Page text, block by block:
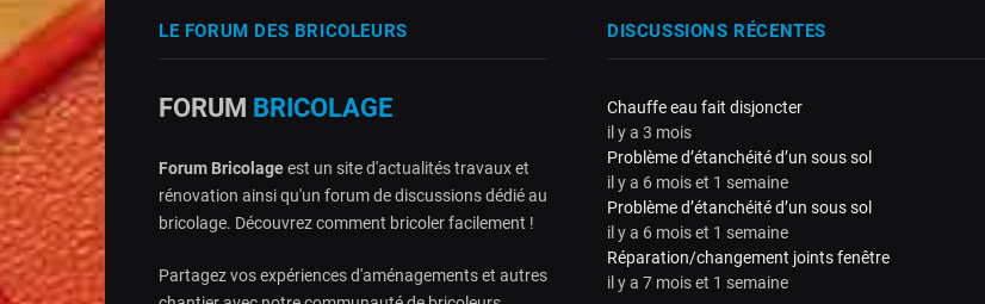
LE FORUM DES BRICOLEURS
FORUM BRICOLAGE
Forum Bricolageest un site d'actualités travaux et
rénovation ainsi qu'un forum de discussions dédié au
bricolage. Découvrez comment bricoler facilement !
Partagez vos expériences d'aménagements et autres
DISCUSSIONS RÉCENTES
Chauffe eau fait disjoncter
il y a 3 mois
Problème d’étanchéité d’un sous sol
il y a 6 mois et 1 semaine
Problème d’étanchéité d’un sous sol
il y a 6 mois et 1 semaine
Réparation/changement joints fenêtre
il y a 7 mois et 1 semaine